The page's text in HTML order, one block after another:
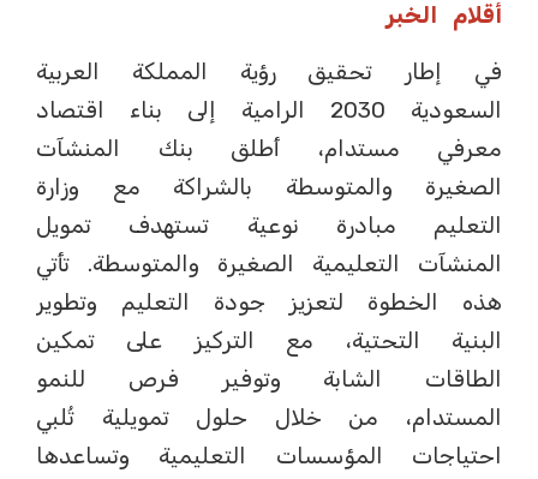
أقلام الخبر
في إطار تحقيق رؤية المملكة العربية
السعودية 2030 الرامية إلى بناء اقتصاد
معرفي مستدام، أطلق بنك المنشآت
الصغيرة والمتوسطة بالشراكة مع وزارة
التعليم مبادرة نوعية تستهدف تمويل
المنشآت التعليمية الصغيرة والمتوسطة. تأتي
هذه الخطوة لتعزيز جودة التعليم وتطوير
البنية التحتية، مع التركيز على تمكين
الطاقات الشابة وتوفير فرص للنمو
المستدام، من خلال حلول تمويلية تُلبي
احتياجات المؤسسات التعليمية وتساعدها